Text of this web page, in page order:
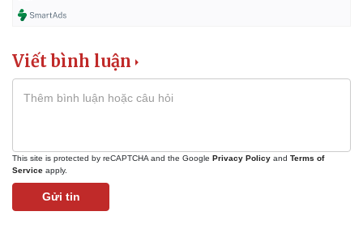
Viết bình luận
This site is protected by reCAPTCHA and the Google Privacy Policy and Terms of
Service apply.
Gửi tin